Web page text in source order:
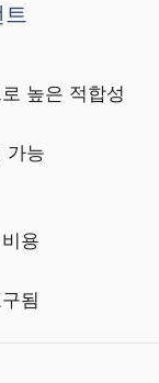
트
높은 적합성
가능
용
됨